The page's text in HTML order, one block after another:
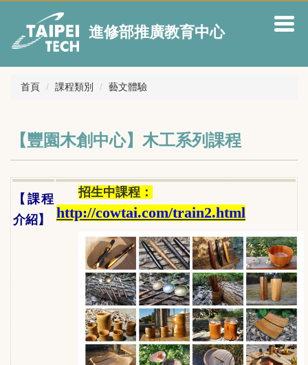
內
進修部推廣教育中心
首頁 課程類別 藝文體驗
【豐園木創中心】木工系列課程
【課程
介紹】
招生中課程：
http://cowtai.com/train2.html